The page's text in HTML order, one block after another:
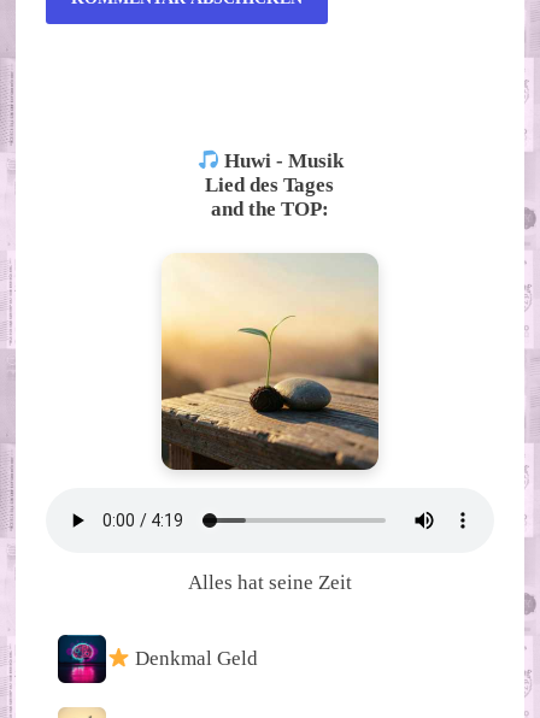
Huwi - Musik
Lied des Tages
and the TOP:
Alles hat seine Zeit
Denkmal Geld